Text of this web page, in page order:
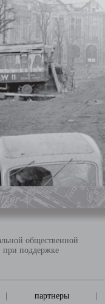
общественной
поддержке
| партнеры |